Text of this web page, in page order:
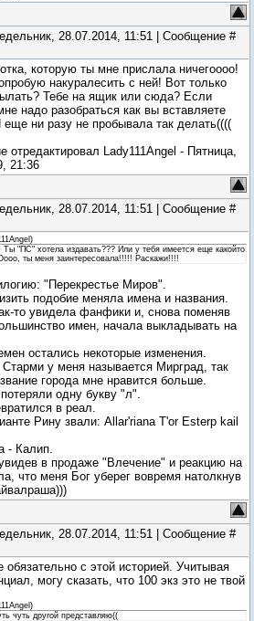
28.07.2014, 11:51 | Сообщение #
которую ты мне прислала ничегоооо!
накуралесить с ней! Вот только
Тебе на ящик или сюда? Если
надо разобраться как вы вставляете
ни разу не пробывала так делать((((
отредактировал Lady111Angel - Пятница,
21:36
28.07.2014, 11:51 | Сообщение #
)
"ПС" хотела издавать??? Или у тебя имеется еще какойто
ты меня заинтересовала!!!!! Раскажи!!!!
"Перекрестье Миров".
подобие меняла имена и названия.
то увидела фанфики и, снова поменяв
имен, начала выкладывать на
остались некоторые изменения.
у меня называется Мирград, так
города мне нравится больше.
одну букву "л".
в реал.
Рину звали: Allar'riana T'or Esterp kail
- Калип.
в продаже "Влечение" и реакцию на
что меня Бог уберег вовремя натолкнув
28.07.2014, 11:51 | Сообщение #
обязательно с этой историей. Учитывая
могу сказать, что 100 экз это не твой
)
чуть другой представляю((